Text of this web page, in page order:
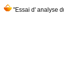
"Essai d' analyse